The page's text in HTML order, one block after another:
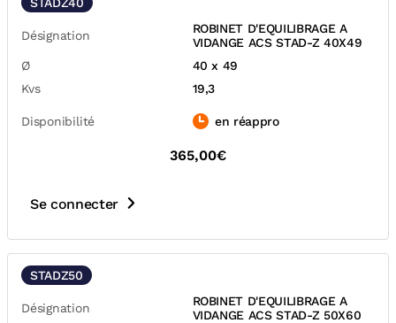
Désignation
ROBINET D'EQUILIBRAGE A
VIDANGE ACS STAD-Z 40X49
Ø
40 x 49
Kvs
19,3
Disponibilité en réappro
365,00€
Se connecter
STADZ50
Désignation
ROBINET D'EQUILIBRAGE A
VIDANGE ACS STAD-Z 50X60